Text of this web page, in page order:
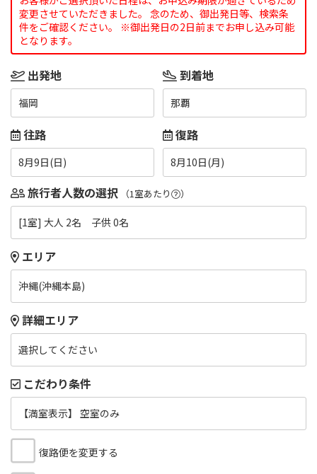
変更させていただきました。 念のため、御出発日等、検索条
件をご確認ください。 ※御出発日の2日前までお申し込み可能
となります。
出発地
福岡
到着地
那覇
往路
8月9日(日)
復路
8月10日(月)
旅行者人数の選択 （1室あたり ）
[1室] 大人 2名 子供 0名
エリア
沖縄(沖縄本島)
詳細エリア
選択してください
こだわり条件
【満室表示】 空室のみ
復路便を変更する